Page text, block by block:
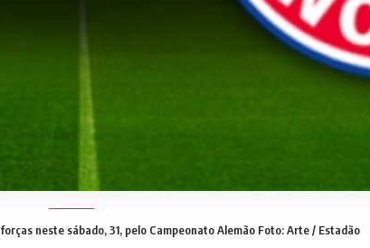
neste sábado, 31, pelo Campeonato Alemão Foto: Arte / Estadão